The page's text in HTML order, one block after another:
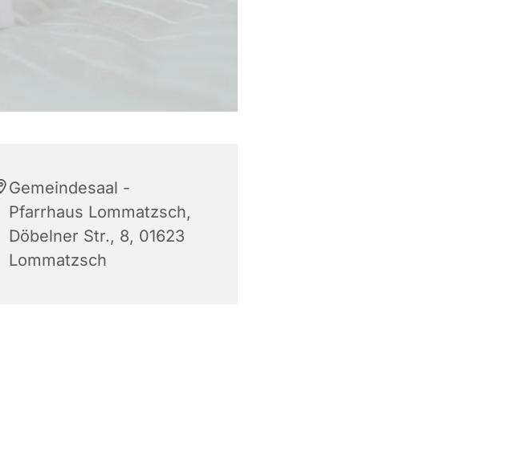
Gemeindesaal -
Pfarrhaus Lommatzsch,
Döbelner Str., 8, 01623
Lommatzsch